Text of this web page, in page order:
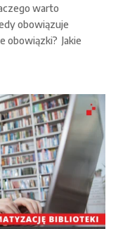
warto
obowiązuje
obowiązki? Jakie